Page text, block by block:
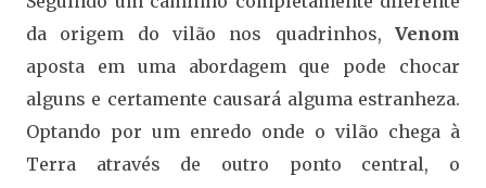
da origem do vilão nos quadrinhos, Venom
aposta em uma abordagem que pode chocar
alguns e certamente causará alguma estranheza.
Optando por um enredo onde o vilão chega à
Terra através de outro ponto central, o